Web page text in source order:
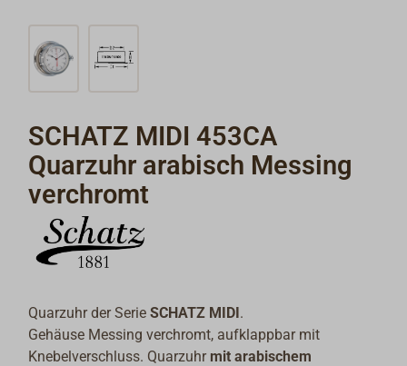
SCHATZ MIDI 453CA
Quarzuhr arabisch Messing
verchromt
Quarzuhr der SerieSCHATZ MIDI.
Gehäuse Messing verchromt, aufklappbar mit
Knebelverschluss. Quarzuhr mit arabischem